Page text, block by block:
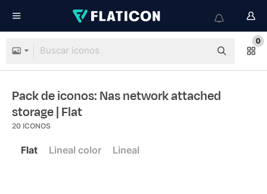
0
Pack de iconos: Nas network attached
storage| Flat
20 ICONOS
Flat Lineal color Lineal